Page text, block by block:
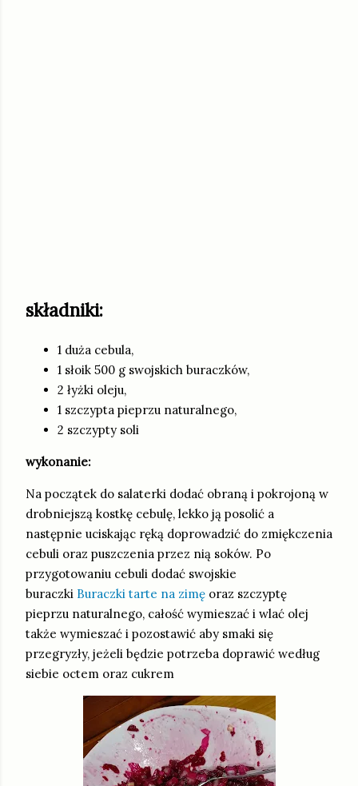
składniki:
1 duża cebula,
1 słoik 500 g swojskich buraczków,
2 łyżki oleju,
1 szczypta pieprzu naturalnego,
2 szczypty soli
wykonanie:
Na początek do salaterki dodać obraną i pokrojoną w
drobniejszą kostkę cebulę, lekko ją posolić a
następnie uciskając ręką doprowadzić do zmiękczenia
cebuli oraz puszczenia przez nią soków. Po
przygotowaniu cebuli dodać swojskie
buraczki Buraczki tarte na zimę oraz szczyptę
pieprzu naturalnego, całość wymieszać i wlać olej
także wymieszać i pozostawić aby smaki się
przegryzły, jeżeli będzie potrzeba doprawić według
siebie octem oraz cukrem